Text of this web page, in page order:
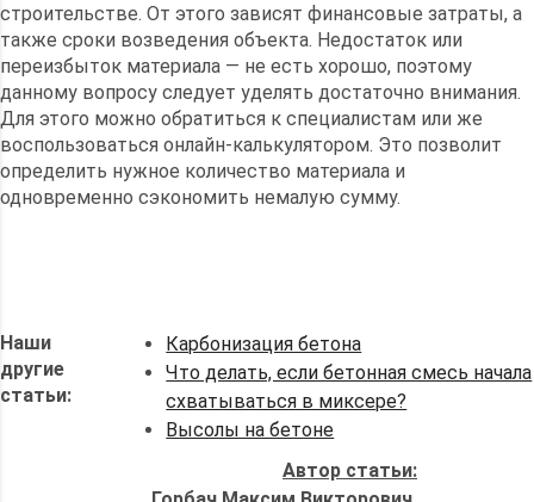
строительстве. От этого зависят финансовые затраты, а
также сроки возведения объекта. Недостаток или
переизбыток материала — не есть хорошо, поэтому
данному вопросу следует уделять достаточно внимания.
Для этого можно обратиться к специалистам или же
воспользоваться онлайн-калькулятором. Это позволит
определить нужное количество материала и
одновременно сэкономить немалую сумму.
Наши
другие
статьи:
Карбонизация бетона
Что делать, если бетонная смесь начала
схватываться в миксере?
Высолы на бетоне
Автор статьи: